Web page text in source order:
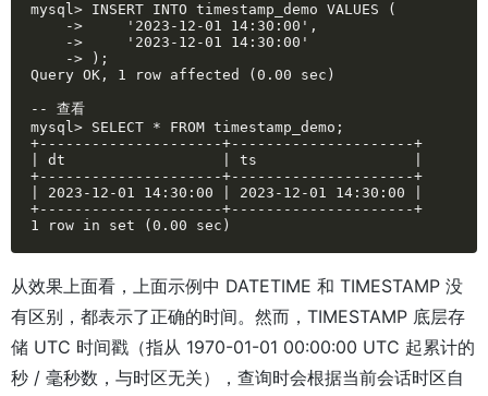
mysql> INSERT INTO timestamp_demo VALUES (
->     '2023-12-01 14:30:00',
->     '2023-12-01 14:30:00'
-> );
Query OK, 1 row affected (0.00 sec)
-- 查看
mysql> SELECT * FROM timestamp_demo;
+---------------------+---------------------+
| dt                  | ts                  |
+---------------------+---------------------+
| 2023-12-01 14:30:00 | 2023-12-01 14:30:00 |
+---------------------+---------------------+
1 row in set (0.00 sec)
从效果上面看，上面示例中 DATETIME 和 TIMESTAMP 没
有区别，都表示了正确的时间。然而， TIMESTAMP 底层存
储 UTC 时间戳（指从 1970-01-01 00:00:00 UTC 起累计的
秒 / 毫秒数，与时区无关），查询时会根据当前会话时区自